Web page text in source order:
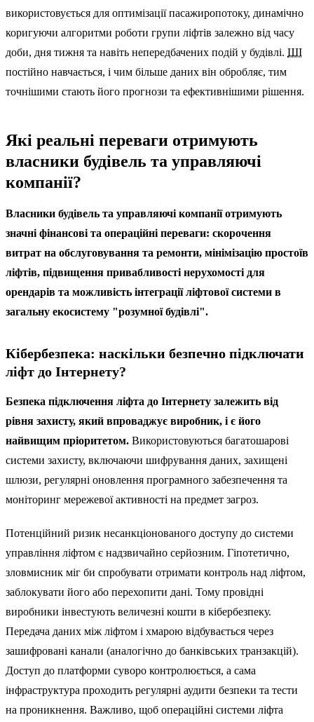
використовується для оптимізації пасажиропотоку, динамічно
коригуючи алгоритми роботи групи ліфтів залежно від часу
доби, дня тижня та навіть непередбачених подій у будівлі. ШІ
постійно навчається, і чим більше даних він обробляє, тим
точнішими стають його прогнози та ефективнішими рішення.
Які реальні переваги отримують
власники будівель та управляючі
компанії?
Власники будівель та управляючі компанії отримують
значні фінансові та операційні переваги: скорочення
витрат на обслуговування та ремонти, мінімізацію простоїв
ліфтів, підвищення привабливості нерухомості для
орендарів та можливість інтеграції ліфтової системи в
загальну екосистему "розумної будівлі".
Кібербезпека: наскільки безпечно підключати
ліфт до Інтернету?
Безпека підключення ліфта до Інтернету залежить від
рівня захисту, який впроваджує виробник, і є його
найвищим пріоритетом. Використовуються багатошарові
системи захисту, включаючи шифрування даних, захищені
шлюзи, регулярні оновлення програмного забезпечення та
моніторинг мережевої активності на предмет загроз.
Потенційний ризик несанкціонованого доступу до системи
управління ліфтом є надзвичайно серйозним. Гіпотетично,
зловмисник міг би спробувати отримати контроль над ліфтом,
заблокувати його або перехопити дані. Тому провідні
виробники інвестують величезні кошти в кібербезпеку.
Передача даних між ліфтом і хмарою відбувається через
зашифровані канали (аналогічно до банківських транзакцій).
Доступ до платформи суворо контролюється, а сама
інфраструктура проходить регулярні аудити безпеки та тести
на проникнення. Важливо, щоб операційні системи ліфта